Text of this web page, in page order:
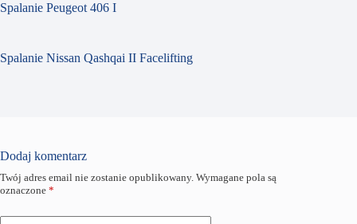
Spalanie Peugeot 406 I
Spalanie Nissan Qashqai II Facelifting
Dodaj komentarz
Twój adres email nie zostanie opublikowany. Wymagane pola są
oznaczone *